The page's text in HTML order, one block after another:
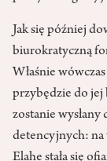
Jak się później
biurokratyczną
Właśnie
przybędzie do jej
zostanie
detencyjnych: na
Elahe stała się